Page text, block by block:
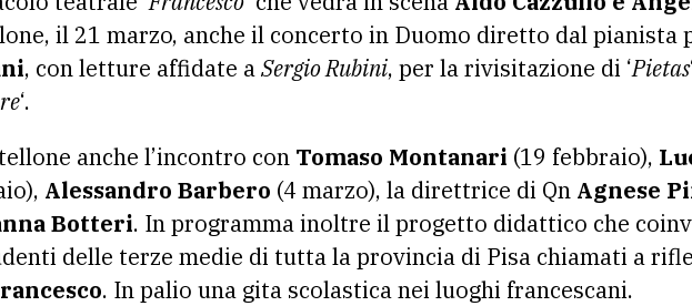
il 21 marzo, anche il concerto in Duomo diretto dal pianista
, con letture affidate aSergio Rubini, per la rivisitazione di ‘Pietas
‘.
anche l’incontro con Tomaso Montanari (19 febbraio),
Alessandro Barbero (4 marzo), la direttrice di Qn Agnese
Botteri. In programma inoltre il progetto didattico che
delle terze medie di tutta la provincia di Pisa chiamati a
. In palio una gita scolastica nei luoghi francescani.